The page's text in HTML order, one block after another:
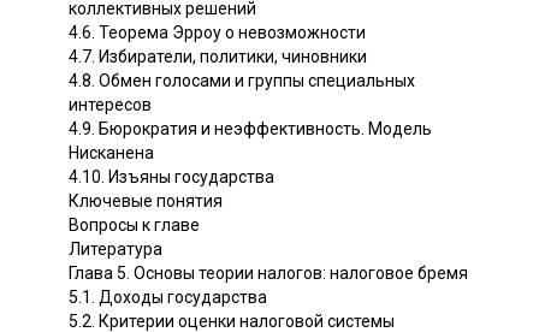
коллективных решений
4.6. Теорема Эрроу о невозможности
4.7. Избиратели, политики, чиновники
4.8. Обмен голосами и группы специальных
интересов
4.9. Бюрократия и неэффективность. Модель
Нисканена
4.10. Изъяны государства
Ключевые понятия
Вопросы к главе
Литература
Глава 5. Основы теории налогов: налоговое бремя
5.1. Доходы государства
5.2. Критерии оценки налоговой системы